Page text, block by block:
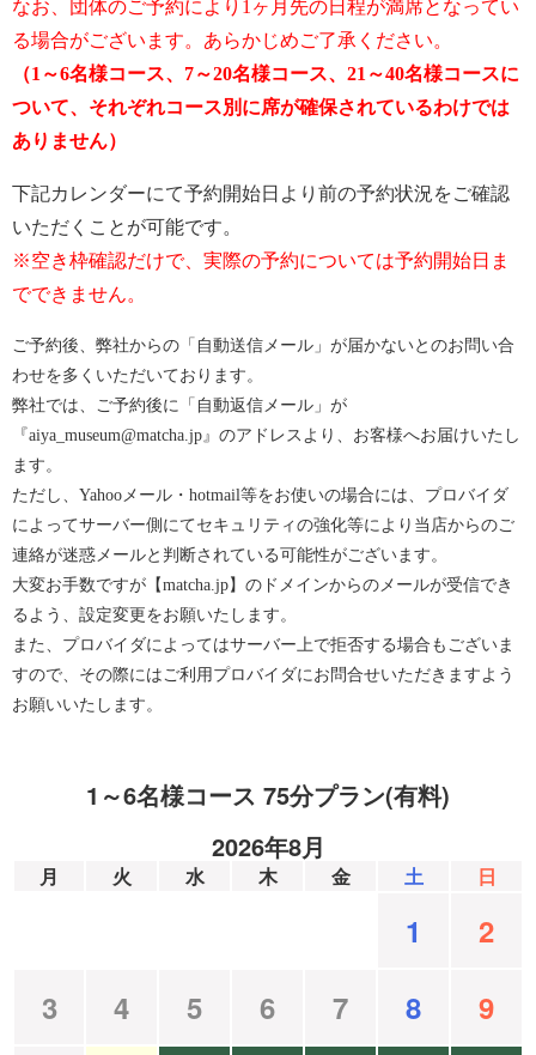
なお、団体のご予約により1ヶ月先の日程が満席となってい
る場合がございます。あらかじめご了承ください。
（1～6名様コース、7～20名様コース、21～40名様コースに
ついて、それぞれコース別に席が確保されているわけでは
ありません）
下記カレンダーにて予約開始日より前の予約状況をご確認
いただくことが可能です。
※空き枠確認だけで、実際の予約については予約開始日ま
でできません。
ご予約後、弊社からの「自動送信メール」が届かないとのお問い合
わせを多くいただいております。
弊社では、ご予約後に「自動返信メール」が
『aiya_museum@matcha.jp』のアドレスより、お客様へお届けいたし
ます。
ただし、Yahooメール・hotmail等をお使いの場合には、プロバイダ
によってサーバー側にてセキュリティの強化等により当店からのご
連絡が迷惑メールと判断されている可能性がございます。
大変お手数ですが【matcha.jp】のドメインからのメールが受信でき
るよう、設定変更をお願いたします。
また、プロバイダによってはサーバー上で拒否する場合もございま
すので、その際にはご利用プロバイダにお問合せいただきますよう
お願いいたします。
1～6名様コース 75分プラン(有料)
2026年8月
月 火 水 木 金 土 日
1
2
3
4 5 6 7 8
9